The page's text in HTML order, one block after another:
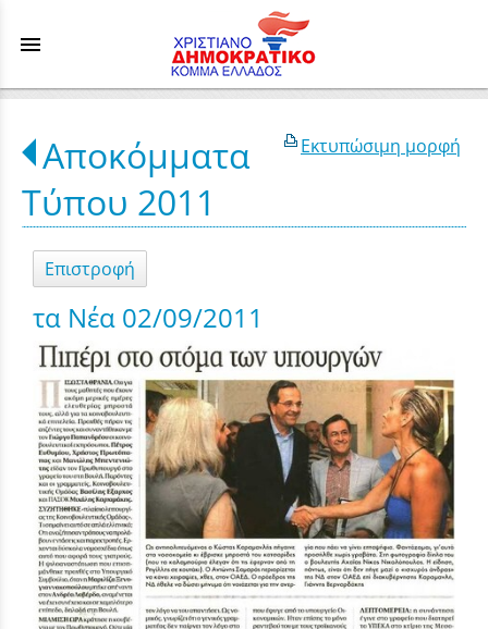
menu
Εκτυπώσιμη μορφή
Αποκόμματα
Τύπου 2011
Επιστροφή
τα Νέα 02/09/2011